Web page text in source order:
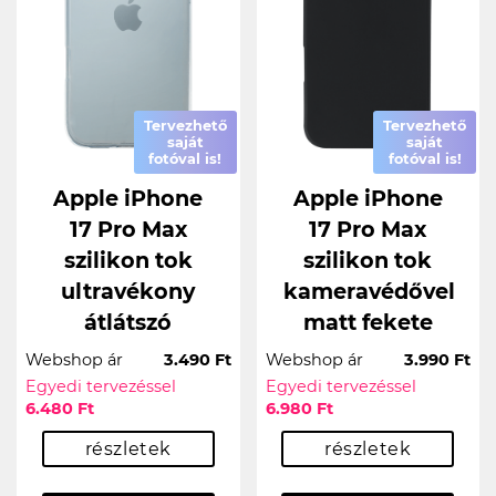
Tervezhető
saját
fotóval is!
Apple iPhone
17 Pro Max
szilikon tok
ultravékony
átlátszó
Webshop ár
3.490 Ft
Egyedi tervezéssel
6.480 Ft
részletek
Tervezhető
saját
fotóval is!
Apple iPhone
17 Pro Max
szilikon tok
kameravédővel
matt fekete
Webshop ár
3.990 Ft
Egyedi tervezéssel
6.980 Ft
részletek